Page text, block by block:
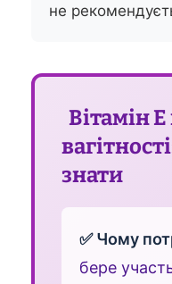
не
Вітамін Е
знати
✅ Чому
бере